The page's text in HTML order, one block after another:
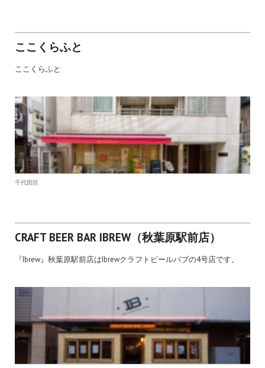
ここくらふと
ここくらふと
千代田区
CRAFT BEER BAR IBREW（秋葉原駅前店）
『Ibrew』秋葉原駅前店はIbrewクラフトビールパブの4号店です。